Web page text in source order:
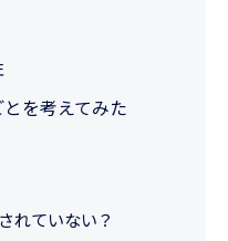
を考えてみた
れていない？